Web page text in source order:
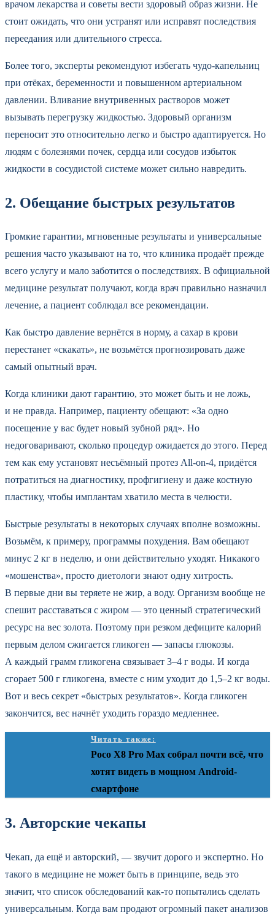
врачом лекарства и советы вести здоровый образ жизни. Не
стоит ожидать, что они устранят или исправят последствия
переедания или длительного стресса.
Более того, эксперты рекомендуют избегать чудо-капельниц
при отёках, беременности и повышенном артериальном
давлении. Вливание внутривенных растворов может
вызывать перегрузку жидкостью. Здоровый организм
переносит это относительно легко и быстро адаптируется. Но
людям с болезнями почек, сердца или сосудов избыток
жидкости в сосудистой системе может сильно навредить.
2. Обещание быстрых результатов
Громкие гарантии, мгновенные результаты и универсальные
решения часто указывают на то, что клиника продаёт прежде
всего услугу и мало заботится о последствиях. В официальной
медицине результат получают, когда врач правильно назначил
лечение, а пациент соблюдал все рекомендации.
Как быстро давление вернётся в норму, а сахар в крови
перестанет «скакать», не возьмётся прогнозировать даже
самый опытный врач.
Когда клиники дают гарантию, это может быть и не ложь,
и не правда. Например, пациенту обещают: «За одно
посещение у вас будет новый зубной ряд». Но
недоговаривают, сколько процедур ожидается до этого. Перед
тем как ему установят несъёмный протез All-on‑4, придётся
потратиться на диагностику, профгигиену и даже костную
пластику, чтобы имплантам хватило места в челюсти.
Быстрые результаты в некоторых случаях вполне возможны.
Возьмём, к примеру, программы похудения. Вам обещают
минус 2 кг в неделю, и они действительно уходят. Никакого
«мошенства», просто диетологи знают одну хитрость.
В первые дни вы теряете не жир, а воду. Организм вообще не
спешит расставаться с жиром — это ценный стратегический
ресурс на вес золота. Поэтому при резком дефиците калорий
первым делом сжигается гликоген — запасы глюкозы.
А каждый грамм гликогена связывает 3–4 г воды. И когда
сгорает 500 г гликогена, вместе с ним уходит до 1,5–2 кг воды.
Вот и весь секрет «быстрых результатов». Когда гликоген
закончится, вес начнёт уходить гораздо медленнее.
Читать также:
Poco X8 Pro Max собрал почти всё, что
хотят видеть в мощном Android-
смартфоне
3. Авторские чекапы
Чекап, да ещё и авторский, — звучит дорого и экспертно. Но
такого в медицине не может быть в принципе, ведь это
значит, что список обследований как-то попытались сделать
универсальным. Когда вам продают огромный пакет анализов